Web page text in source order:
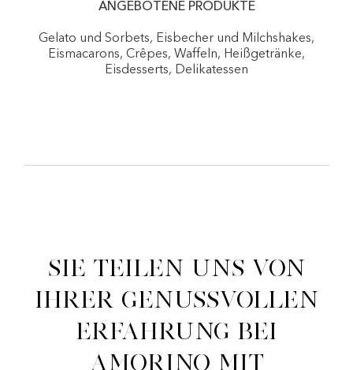
ANGEBOTENE PRODUKTE
Gelato und Sorbets, Eisbecher und Milchshakes,
Eismacarons, Crêpes, Waffeln, Heißgetränke,
Eisdesserts, Delikatessen
Sie teilen uns von
ihrer genussvollen
Erfahrung bei
Amorino mit